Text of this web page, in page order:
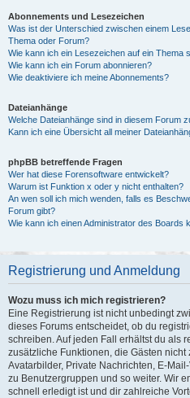
Abonnements und Lesezeichen
Was ist der Unterschied zwischen einem
Thema oder Forum?
Wie kann ich ein Lesezeichen auf ein Thema
Wie kann ich ein Forum abonnieren?
Wie deaktiviere ich meine Abonnements?
Dateianhänge
Welche Dateianhänge sind in diesem Forum
Kann ich eine Übersicht all meiner
phpBB betreffende Fragen
Wer hat diese Forensoftware entwickelt?
Warum ist Funktion x oder y nicht enthalten?
An wen soll ich mich wenden, falls es
Forum gibt?
Wie kann ich einen Administrator des Boards
Registrierung und Anmeldung
Wozu muss ich mich registrieren?
Eine Registrierung ist nicht unbedingt
dieses Forums entscheidet, ob du
schreiben. Auf jeden Fall erhältst du als
zusätzliche Funktionen, die Gästen nicht
Avatarbilder, Private Nachrichten, E-
zu Benutzergruppen und so weiter. Wir
schnell erledigt ist und dir zahlreiche